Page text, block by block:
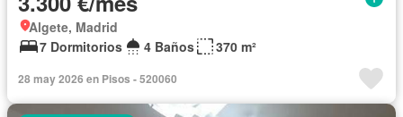
Algete, Madrid
7 Dormitorios
4 Baños 370 m²
28 may 2026 en Pisos - 520060